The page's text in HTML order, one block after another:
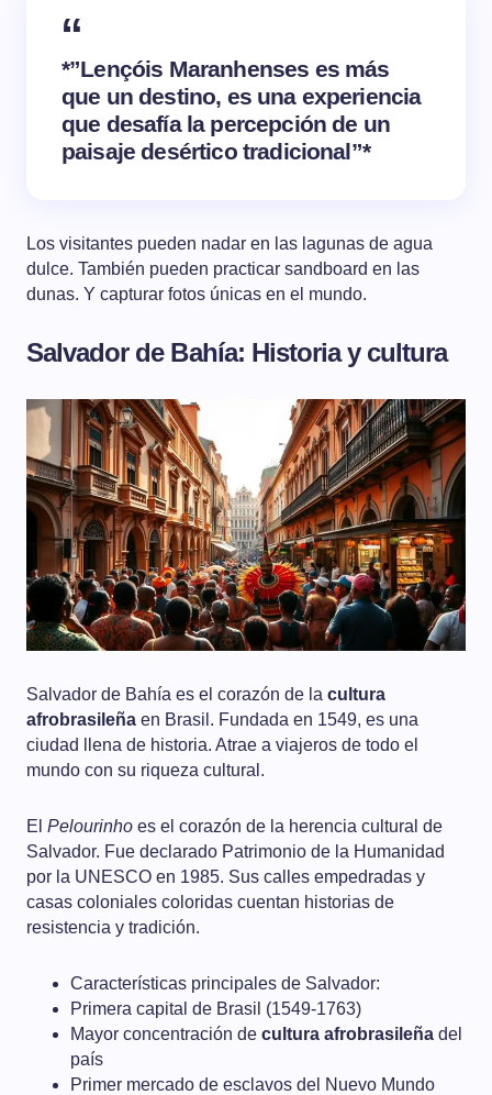
*”Lençóis Maranhenses es más
que un destino, es una experiencia
que desafía la percepción de un
paisaje desértico tradicional”*
Los visitantes pueden nadar en las lagunas de agua
dulce. También pueden practicar sandboard en las
dunas. Y capturar fotos únicas en el mundo.
Salvador de Bahía: Historia y cultura
Salvador de Bahía es el corazón de la cultura
afrobrasileña en Brasil. Fundada en 1549, es una
ciudad llena de historia. Atrae a viajeros de todo el
mundo con su riqueza cultural.
El Pelourinho es el corazón de la herencia cultural de
Salvador. Fue declarado Patrimonio de la Humanidad
por la UNESCO en 1985. Sus calles empedradas y
casas coloniales coloridas cuentan historias de
resistencia y tradición.
Características principales de Salvador:
Primera capital de Brasil (1549-1763)
Mayor concentración de cultura afrobrasileña del
país
Primer mercado de esclavos del Nuevo Mundo